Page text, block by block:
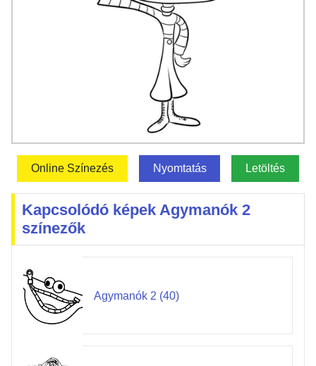
Online Színezés Nyomtatás Letöltés
Kapcsolódó képek Agymanók 2
színezők
Agymanók 2 (40)